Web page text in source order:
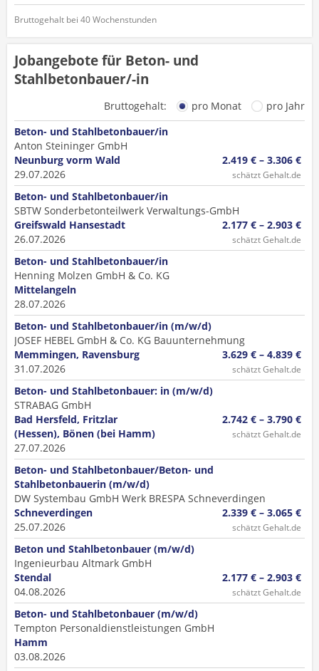
Bruttogehalt bei 40 Wochenstunden
Jobangebote für Beton- und
Stahlbetonbauer/-in
Bruttogehalt: pro Monat
pro Jahr
Beton- und Stahlbetonbauer/in
Anton Steininger GmbH
Neunburg vorm Wald
29.07.2026
2.419 € – 3.306 €
schätzt Gehalt.de
Beton- und Stahlbetonbauer/in
SBTW Sonderbetonteilwerk Verwaltungs-GmbH
Greifswald Hansestadt
26.07.2026
2.177 € – 2.903 €
schätzt Gehalt.de
Beton- und Stahlbetonbauer/in
Henning Molzen GmbH & Co. KG
Mittelangeln
28.07.2026
Beton- und Stahlbetonbauer/in (m/w/d)
JOSEF HEBEL GmbH & Co. KG Bauunternehmung
Memmingen, Ravensburg
31.07.2026
3.629 € – 4.839 €
schätzt Gehalt.de
Beton- und Stahlbetonbauer: in (m/w/d)
STRABAG GmbH
Bad Hersfeld, Fritzlar
(Hessen), Bönen (bei Hamm)
27.07.2026
2.742 € – 3.790 €
schätzt Gehalt.de
Beton- und Stahlbetonbauer/Beton- und
Stahlbetonbauerin (m/w/d)
DW Systembau GmbH Werk BRESPA Schneverdingen
Schneverdingen
25.07.2026
2.339 € – 3.065 €
schätzt Gehalt.de
Beton und Stahlbetonbauer (m/w/d)
Ingenieurbau Altmark GmbH
Stendal
04.08.2026
2.177 € – 2.903 €
schätzt Gehalt.de
Beton- und Stahlbetonbauer (m/w/d)
Tempton Personaldienstleistungen GmbH
Hamm
03.08.2026